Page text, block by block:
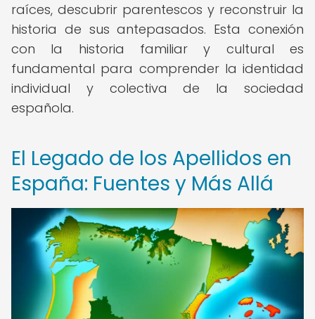
raíces, descubrir parentescos y reconstruir la
historia de sus antepasados. Esta conexión
con la historia familiar y cultural es
fundamental para comprender la identidad
individual y colectiva de la sociedad
española.
El Legado de los Apellidos en
España: Fuentes y Más Allá